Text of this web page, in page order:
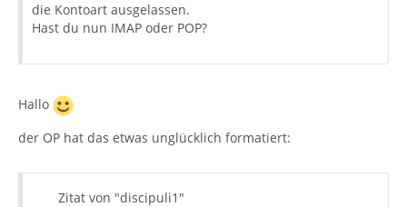
die Kontoart ausgelassen.
Hast du nun IMAP oder POP?
Hallo
der OP hat das etwas unglücklich formatiert:
Zitat von "discipuli1"